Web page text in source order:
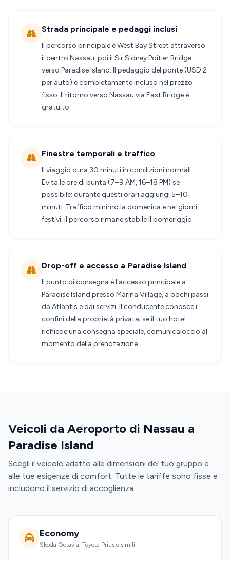
Strada principale e pedaggi inclusi
Il percorso principale è West Bay Street attraverso
il centro Nassau, poi il Sir Sidney Poitier Bridge
verso Paradise Island. Il pedaggio del ponte (USD 2
per auto) è completamente incluso nel prezzo
fisso. Il ritorno verso Nassau via East Bridge è
gratuito.
Finestre temporali e traffico
Il viaggio dura 30 minuti in condizioni normali.
Evita le ore di punta (7–9 AM, 16–18 PM) se
possibile; durante questi orari aggiungi 5–10
minuti. Traffico minimo la domenica e nei giorni
festivi; il percorso rimane stabile il pomeriggio.
Drop-off e accesso a Paradise Island
Il punto di consegna è l'accesso principale a
Paradise Island presso Marina Village, a pochi passi
da Atlantis e dai servizi. Il conducente conosce i
confini della proprietà privata; se il tuo hotel
richiede una consegna speciale, comunicalocelo al
momento della prenotazione.
Veicoli da Aeroporto di Nassau a
Paradise Island
Scegli il veicolo adatto alle dimensioni del tuo gruppo e
alle tue esigenze di comfort. Tutte le tariffe sono fisse e
includono il servizio di accoglienza.
Economy
Skoda Octavia, Toyota Prius o simili